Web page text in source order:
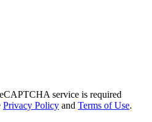
service is required
Privacy Policy and Terms of Use.